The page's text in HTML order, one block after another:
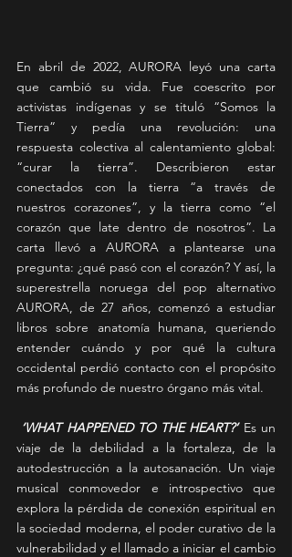
En abril de 2022, AURORA leyó una carta
que cambió su vida. Fue coescrito por
activistas indígenas y se tituló “Somos la
Tierra” y pedía una revolución: una
respuesta colectiva al calentamiento global:
“curar la tierra”. Describieron estar
conectados con la tierra “a través de
nuestros corazones”, y la tierra como “el
corazón que late dentro de nosotros”. La
carta llevó a AURORA a plantearse una
pregunta: ¿qué pasó con el corazón? Y así, la
superestrella noruega del pop alternativo
AURORA, de 27 años, comenzó a estudiar
libros sobre anatomía humana, queriendo
entender cuándo y por qué la cultura
occidental perdió contacto con el propósito
más profundo de nuestro órgano más vital.
‘WHAT HAPPENED TO THE HEART?’ Es un
viaje de la debilidad a la fortaleza, de la
autodestrucción a la autosanación. Un viaje
musical conmovedor e introspectivo que
explora la pérdida de conexión espiritual en
la sociedad moderna, el poder curativo de la
vulnerabilidad y el llamado a iniciar el cambio